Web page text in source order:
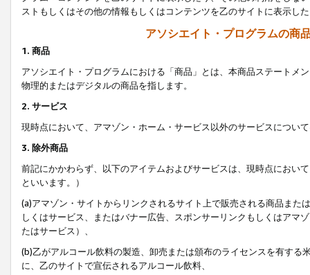
ストもしくはその他の情報もしくはコンテンツを乙のサイトに表示し
アソシエイト・プログラムの商
1. 商品
アソシエイト・プログラムにおける「商品」とは、本商品ステートメ
物理的またはデジタルの商品を指します。
2. サービス
現時点において、アマゾン・ホーム・サービス以外のサービスについ
3. 除外商品
前記にかかわらず、以下のアイテムおよびサービスは、現時点におい
といいます。）
(a)アマゾン・サイトからリンクされるサイト上で販売される商品ま
しくはサービス、またはバナー広告、スポンサーリンクもしくはアマ
たはサービス）、
(b)乙がアルコール飲料の製造、卸売または頒布のライセンスを有す
に、乙のサイトで宣伝されるアルコール飲料、